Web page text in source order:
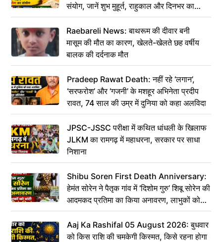
संयोग, जानें शुभ मुहूर्त, राहुकाल और दिनभर का
पंचांग
Raebareli News: बाथरूम की दीवार बनी
मासूम की मौत का कारण, खेलते-खेलते छह वर्षीय
बालक की दर्दनाक मौत
Pradeep Rawat Death: नहीं रहे ‘लगान’,
‘सरफरोश’ और ‘गजनी’ के मशहूर अभिनेता प्रदीप
रावत, 74 साल की उम्र में दुनिया को कहा अलविदा
JPSC-JSSC परीक्षा में कथित धांधली के खिलाफ
JLKM का रामगढ़ में महाधरना, सरकार पर साधा
निशाना
Shibu Soren First Death Anniversary:
हेमंत सोरेन ने पैतृक गांव में ‘दिशोम गुरु’ शिबू सोरेन की
आदमकद प्रतिमा का किया अनावरण, लाभुकों को
बांटी परिसंपत्तियां
Aaj Ka Rashifal 05 August 2026: बुधवार
को किस राशि की चमकेगी किस्मत, किसे रहना होगा